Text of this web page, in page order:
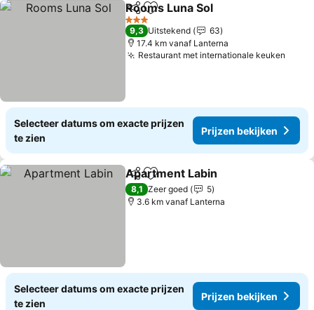
DelenToevoegen aan favorieten
Rooms Luna Sol
3 Sterren
9,3 Uitstekend
63
17.4 km vanaf Lanterna
Restaurant met internationale keuken
Selecteer datums om exacte prijzen
te zien
Prijzen bekijken
DelenToevoegen aan favorieten
Apartment Labin
8,1 Zeer goed
5
3.6 km vanaf Lanterna
Selecteer datums om exacte prijzen
te zien
Prijzen bekijken